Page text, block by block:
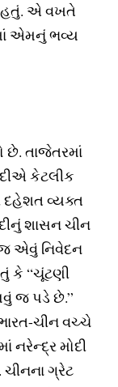
હતું. એ વખતે
એમનું ભવ્ય
છે. તાજેતરમાં
કેટલીક
દહેશત વ્યક્ત
શાસન ચીન
એવું નિવેદન
કે “ચૂંટણી
જ પડે છે.”
ચીન વચ્ચે
નરેન્દ્ર મોદી
ગ્રેટ